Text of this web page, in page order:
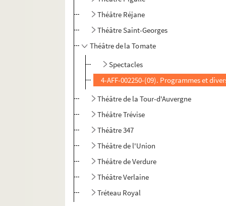
Théâtre Réjane
Théâtre Saint-Georges
Théâtre de la Tomate
Spectacles
4-AFF-002250-(09). Programmes et
Théâtre de la Tour-d'Auvergne
Théâtre Trévise
Théâtre 347
Théâtre de l'Union
Théâtre de Verdure
Théâtre Verlaine
Tréteau Royal